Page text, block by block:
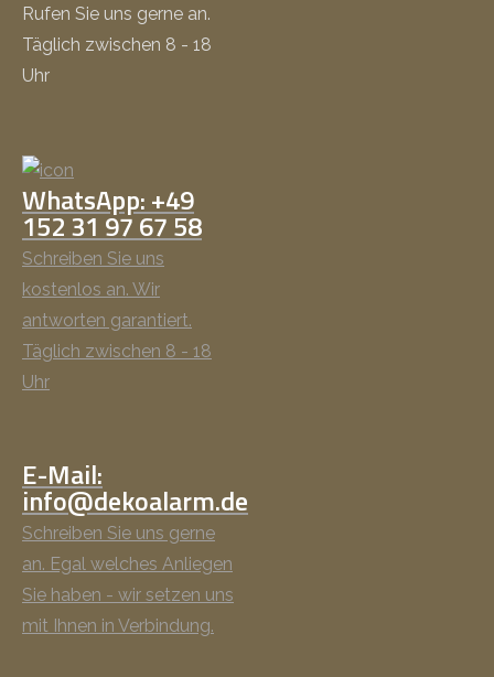
Rufen Sie uns gerne an.
Täglich zwischen 8 - 18
Uhr
WhatsApp: +49
152 31 97 67 58
Schreiben Sie uns
kostenlos an. Wir
antworten garantiert.
Täglich zwischen 8 - 18
Uhr
E-Mail:
info@dekoalarm.de
Schreiben Sie uns gerne
an. Egal welches Anliegen
Sie haben - wir setzen uns
mit Ihnen in Verbindung.